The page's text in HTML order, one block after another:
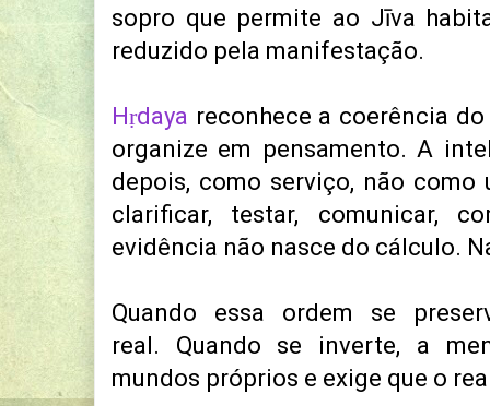
sopro que permite ao Jīva
reduzido pela manifestação.
Hṛdaya reconhece a coerência
organize em pensamento. A
depois, como serviço, não como
clarificar, testar, comunicar,
evidência não nasce do cálculo.
Quando essa ordem se
real. Quando se inverte, a
mundos próprios e exige que o